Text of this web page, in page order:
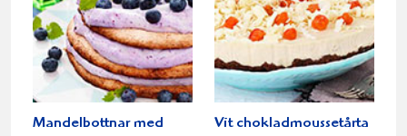
Mandelbottnar med
Vit chokladmoussetårta